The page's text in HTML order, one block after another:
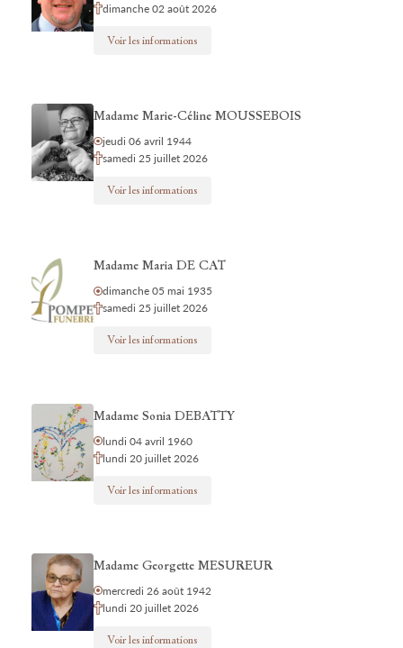
dimanche 02 août 2026
Voir les informations
Madame Marie-Céline MOUSSEBOIS
jeudi 06 avril 1944
samedi 25 juillet 2026
Voir les informations
Madame Maria DE CAT
dimanche 05 mai 1935
samedi 25 juillet 2026
Voir les informations
Madame Sonia DEBATTY
lundi 04 avril 1960
lundi 20 juillet 2026
Voir les informations
Madame Georgette MESUREUR
mercredi 26 août 1942
lundi 20 juillet 2026
Voir les informations